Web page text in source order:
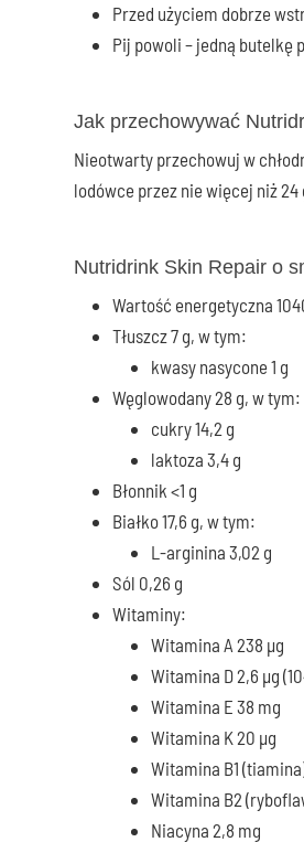
Przed użyciem dobrze
Pij powoli – jedną butelkę
Jak przechowywać
Nieotwarty przechowuj w
lodówce przez nie więcej niż 24
Nutridrink Skin Repair o
Wartość energetyczna
Tłuszcz 7 g, w tym:
kwasy nasycone 1 g
Węglowodany 28 g, w tym:
cukry 14,2 g
laktoza 3,4 g
Błonnik <1 g
Białko 17,6 g, w tym:
L-arginina 3,02 g
Sól 0,26 g
Witaminy:
Witamina A 238 μg
Witamina D 2,6 μg
Witamina E 38 mg
Witamina K 20 μg
Witamina B1
Witamina B2
Niacyna 2,8 mg